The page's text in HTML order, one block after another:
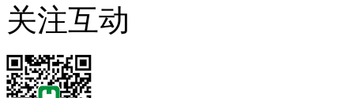
关注互动